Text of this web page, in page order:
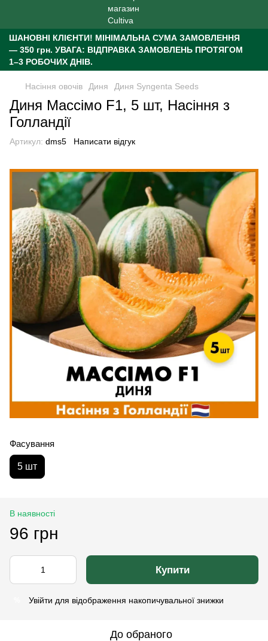
ШАНОВНІ КЛІЄНТИ! МІНІМАЛЬНА СУМА ЗАМОВЛЕННЯ
— 350 грн. УВАГА: ВІДПРАВКА ЗАМОВЛЕНЬ ПРОТЯГОМ
1–3 РОБОЧИХ ДНІВ.
Насіння овочів Диня Диня Syngenta Seeds
Диня Массімо F1, 5 шт, Насіння з
Голландії
Артикул: dms5 Написати відгук
Фасування
5 шт
В наявності
96 грн
Купити
Увійти для відображення накопичувальної знижки
До обраного